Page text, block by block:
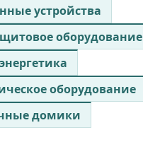
устройства
оборудование
оборудование
домики